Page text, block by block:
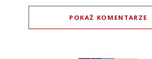
POKAŻ KOMENTARZE